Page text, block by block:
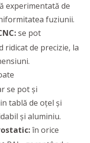
experimentată de
fuziunii.
se pot
ridicat de precizie, la
se pot şi
tablă de oţel şi
şi aluminiu.
în orice